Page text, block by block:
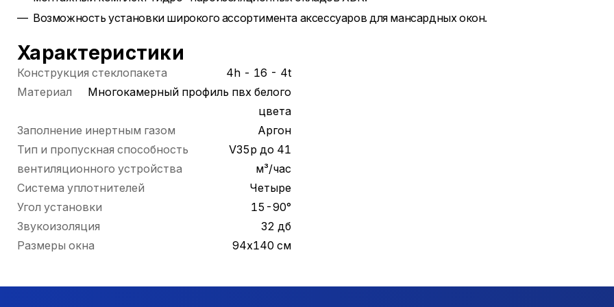
Возможность установки широкого ассортимента аксессуаров для мансардных окон.
Характеристики
Конструкция стеклопакета
4h - 16 - 4t
Материал
Многокамерный профиль пвх белого
цвета
Заполнение инертным газом
Аргон
Тип и пропускная способность
вентиляционного устройства
V35p до 41
м³/час
Система уплотнителей
Четыре
Угол установки
15-90°
Звукоизоляция
32 дб
Размеры окна
94х140 см